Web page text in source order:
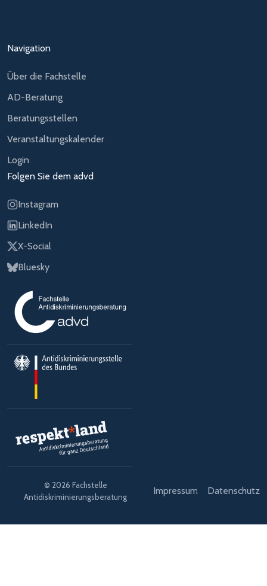
Navigation
Über die Fachstelle
AD-Beratung
Beratungsstellen
Veranstaltungskalender
Login
Folgen Sie dem advd
Instagram
LinkedIn
X-Social
Bluesky
© 2026 Fachstelle
Antidiskriminierungsberatung
Impressum Datenschutz